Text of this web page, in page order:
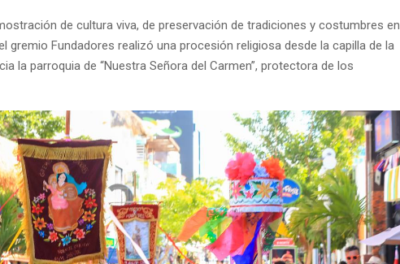
de cultura viva, de preservación de tradiciones y costumbres en
gremio Fundadores realizó una procesión religiosa desde la capilla de la
la parroquia de “Nuestra Señora del Carmen”, protectora de los